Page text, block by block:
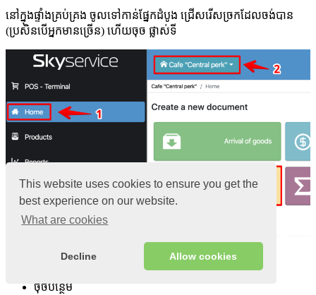
This website uses cookies to ensure you get the
best experience on our website.
What are cookies
Decline Allow cookies
នៅក្នុងផ្ទាំងគ្រប់គ្រង ចូលទៅកាន់ផ្នែកដំបូង ជ្រើសរើសច្រកដែលចង់បាន
(ប្រសិនបើអ្នកមានច្រើន) ហើយចុច ផ្លាស់ទី
ជ្រើសរើសឃ្លាំង/ច្រកចេញដែលចលនានឹងប្រព្រឹត្តទៅ
បញ្ចូល ឈ្មោះ ផលិតផល និង បរិមាណ
ចុច​បន្ថែម